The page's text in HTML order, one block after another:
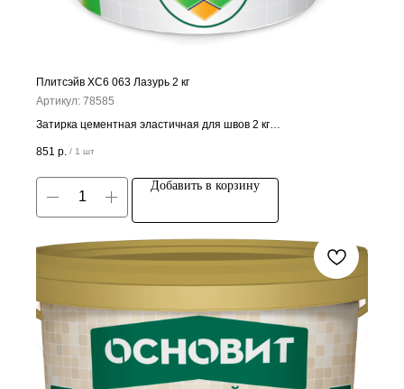
Плитсэйв ХС6 063 Лазурь 2 кг
Артикул: 78585
Затирка цементная эластичная для швов 2 кг
Цена за штуку
851 р. / 1 шт
Добавить в корзину